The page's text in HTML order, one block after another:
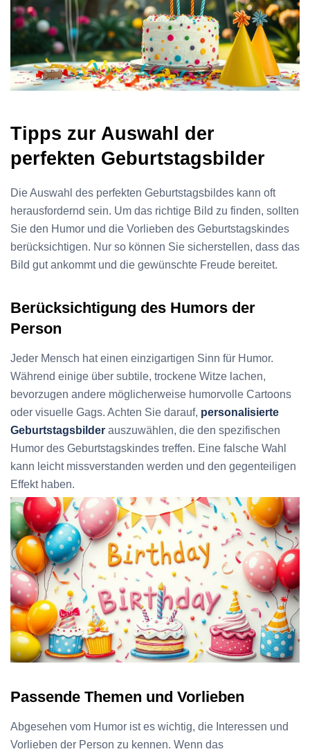
Tipps zur Auswahl der
perfekten Geburtstagsbilder
Die Auswahl des perfekten Geburtstagsbildes kann oft
herausfordernd sein. Um das richtige Bild zu finden, sollten
Sie den Humor und die Vorlieben des Geburtstagskindes
berücksichtigen. Nur so können Sie sicherstellen, dass das
Bild gut ankommt und die gewünschte Freude bereitet.
Berücksichtigung des Humors der
Person
Jeder Mensch hat einen einzigartigen Sinn für Humor.
Während einige über subtile, trockene Witze lachen,
bevorzugen andere möglicherweise humorvolle Cartoons
oder visuelle Gags. Achten Sie darauf, personalisierte
Geburtstagsbilder auszuwählen, die den spezifischen
Humor des Geburtstagskindes treffen. Eine falsche Wahl
kann leicht missverstanden werden und den gegenteiligen
Effekt haben.
Passende Themen und Vorlieben
Abgesehen vom Humor ist es wichtig, die Interessen und
Vorlieben der Person zu kennen. Wenn das